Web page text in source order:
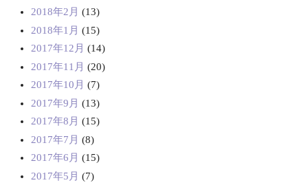
2018年2月 (13)
2018年1月 (15)
2017年12月 (14)
2017年11月 (20)
2017年10月 (7)
2017年9月 (13)
2017年8月 (15)
2017年7月 (8)
2017年6月 (15)
2017年5月 (7)